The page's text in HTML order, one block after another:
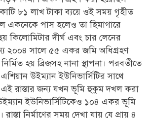
৮১ লাখ টাকা ব্যয়ে ওই সময় গৃহীত
একনেকে পাস হলেও তা হিমাগারে
কিলোমিটার দীর্ঘ এবং চার লেনের
জন্য ২০০৪ সালে ৫৫ একর জমি অধিগ্রহণ
হয় ব্রিজসহ নানা স্থাপনা। পরবর্তীতে
এশিয়ান উইম্যান ইউনিভার্সিটির সাথে
এই রাস্তার জন্য যখন ভূমি হুকুম দখল করা
ইউনিভার্সিটিকেও ১০৪ একর ভূমি
নির্মাণের সময় দেখা যায় যে প্রায় ৪